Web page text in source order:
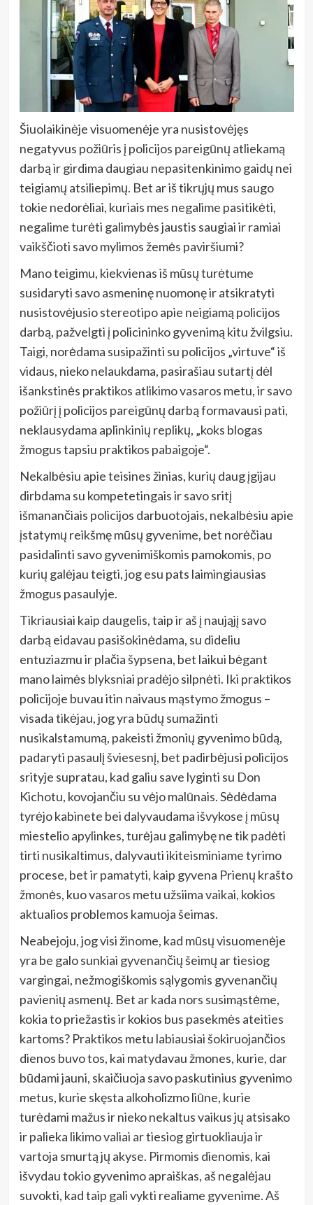
Šiuolaikinėje visuomenėje yra nusistovėjęs
negatyvus požiūris į policijos pareigūnų atliekamą
darbą ir girdima daugiau nepasitenkinimo gaidų nei
teigiamų atsiliepimų. Bet ar iš tikrųjų mus saugo
tokie nedorėliai, kuriais mes negalime pasitikėti,
negalime turėti galimybės jaustis saugiai ir ramiai
vaikščioti savo mylimos žemės paviršiumi?
Mano teigimu, kiekvienas iš mūsų turėtume
susidaryti savo asmeninę nuomonę ir atsikratyti
nusistovėjusio stereotipo apie neigiamą policijos
darbą, pažvelgti į policininko gyvenimą kitu žvilgsiu.
Taigi, norėdama susipažinti su policijos „virtuve“ iš
vidaus, nieko nelaukdama, pasirašiau sutartį dėl
išankstinės praktikos atlikimo vasaros metu, ir savo
požiūrį į policijos pareigūnų darbą formavausi pati,
neklausydama aplinkinių replikų, „koks blogas
žmogus tapsiu praktikos pabaigoje“.
Nekalbėsiu apie teisines žinias, kurių daug įgijau
dirbdama su kompetetingais ir savo sritį
išmanančiais policijos darbuotojais, nekalbėsiu apie
įstatymų reikšmę mūsų gyvenime, bet norėčiau
pasidalinti savo gyvenimiškomis pamokomis, po
kurių galėjau teigti, jog esu pats laimingiausias
žmogus pasaulyje.
Tikriausiai kaip daugelis, taip ir aš į naująjį savo
darbą eidavau pasišokinėdama, su dideliu
entuziazmu ir plačia šypsena, bet laikui bėgant
mano laimės blyksniai pradėjo silpnėti. Iki praktikos
policijoje buvau itin naivaus mąstymo žmogus –
visada tikėjau, jog yra būdų sumažinti
nusikalstamumą, pakeisti žmonių gyvenimo būdą,
padaryti pasaulį šviesesnį, bet padirbėjusi policijos
srityje supratau, kad galiu save lyginti su Don
Kichotu, kovojančiu su vėjo malūnais. Sėdėdama
tyrėjo kabinete bei dalyvaudama išvykose į mūsų
miestelio apylinkes, turėjau galimybę ne tik padėti
tirti nusikaltimus, dalyvauti ikiteisminiame tyrimo
procese, bet ir pamatyti, kaip gyvena Prienų krašto
žmonės, kuo vasaros metu užsiima vaikai, kokios
aktualios problemos kamuoja šeimas.
Neabejoju, jog visi žinome, kad mūsų visuomenėje
yra be galo sunkiai gyvenančių šeimų ar tiesiog
vargingai, nežmogiškomis sąlygomis gyvenančių
pavienių asmenų. Bet ar kada nors susimąstėme,
kokia to priežastis ir kokios bus pasekmės ateities
kartoms? Praktikos metu labiausiai šokiruojančios
dienos buvo tos, kai matydavau žmones, kurie, dar
būdami jauni, skaičiuoja savo paskutinius gyvenimo
metus, kurie skęsta alkoholizmo liūne, kurie
turėdami mažus ir nieko nekaltus vaikus jų atsisako
ir palieka likimo valiai ar tiesiog girtuokliauja ir
vartoja smurtą jų akyse. Pirmomis dienomis, kai
išvydau tokio gyvenimo apraiškas, aš negalėjau
suvokti, kad taip gali vykti realiame gyvenime. Aš